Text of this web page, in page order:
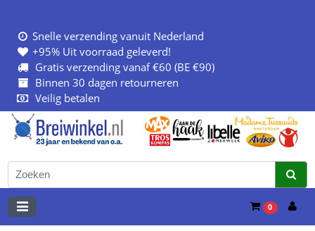
Snelle verzending vanuit Nederland
+95% Uit voorraad geleverd!
Gratis verzending vanaf €60 (BE €90)
Binnen 30 dagen retourneren
Veilig betalen
0